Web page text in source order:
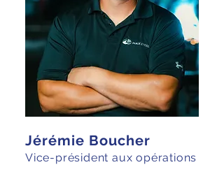
Jérémie Boucher
Vice-président aux opérations